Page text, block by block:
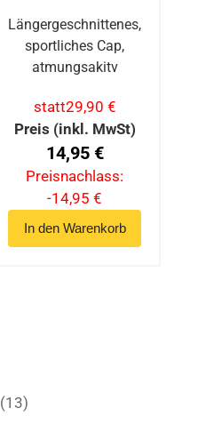
Längergeschnittenes,
sportliches Cap,
atmungsakitv
statt29,90 €
Preis (inkl. MwSt)
14,95 €
Preisnachlass:
-14,95 €
(13)